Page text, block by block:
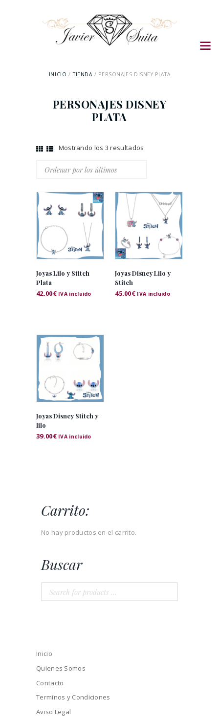
INICIO TIENDA PERSONAJES DISNEY PLATA
PERSONAJES DISNEY
PLATA
Mostrando los 3 resultados
Joyas Lilo y Stitch
Plata
42.00€ IVA incluido
Joyas Disney Lilo y
Stitch
45.00€ IVA incluido
Joyas Disney Stitch y
lilo
39.00€ IVA incluido
Carrito:
No hay productos en el carrito.
Buscar
Inicio
Quienes Somos
Contacto
Terminos y Condiciones
Aviso Legal